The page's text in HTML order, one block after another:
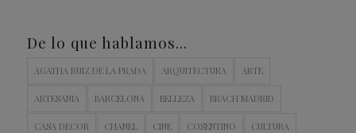
De lo que hablamos…
AGATHA RUIZ DE LA PRADA ARQUITECTURA ARTE
ARTESANIA BARCELONA BELLEZA BRACH MADRID
CASA DECOR CHANEL CINE COSENTINO CULTURA